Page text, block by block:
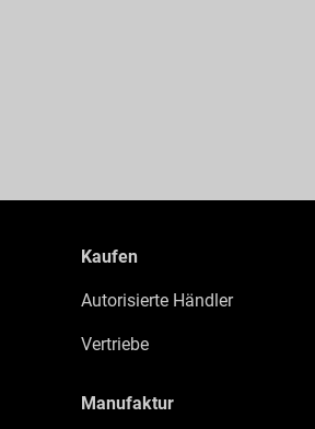
Kaufen
Autorisierte Händler
Vertriebe
Manufaktur